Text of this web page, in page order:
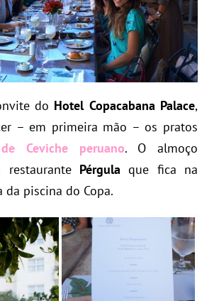
do Hotel Copacabana Palace,
– em primeira mão – os pratos
de Ceviche peruano. O almoço
restaurante Pérgula que fica na
da piscina do Copa.